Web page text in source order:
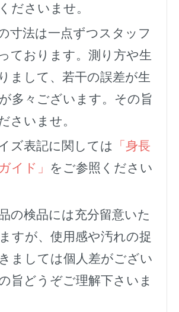
ださいませ。
寸法は一点ずつスタッフ
ております。測り方や生
まして、若干の誤差が生
多々ございます。その旨
さいませ。
ズ表記に関しては
「身長
イド」 をご参照ください
の検品には充分留意いた
すが、使用感や汚れの捉
ましては個人差がござい
旨どうぞご理解下さいま